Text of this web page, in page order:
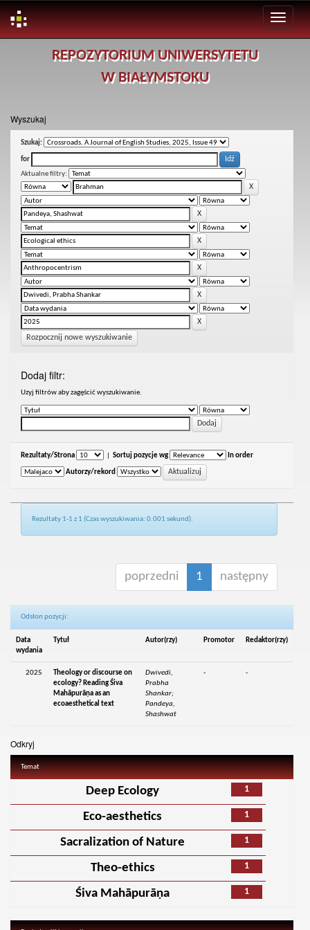
REPOZYTORIUM UNIWERSYTETU
W BIAŁYMSTOKU
Wyszukaj
Szukaj:
for
Aktualne filtry:
Rozpocznij nowe wyszukiwanie
Dodaj filtr:
Uzyj filtrów aby zagęścić wyszukiwanie.
Rezultaty/Strona Sortuj pozycje wg In order
Autorzy/rekord
Rezultaty 1-1 z 1 (Czas wyszukiwania: 0.001 sekund).
poprzedni 1 następny
Odsłon pozycji:
Data
wydania
Tytuł Autor(rzy) Promotor Redaktor(rzy)
2025
Theology or discourse on
ecology? Reading Śiva
Mahāpurāṇa as an
ecoaesthetical text
Dwivedi,
Prabha
Shankar;
Pandeya,
Shashwat
- -
Odkryj
Temat
1
Deep Ecology
1
Eco-aesthetics
1
Sacralization of Nature
1
Theo-ethics
1
Śiva Mahāpurāṇa